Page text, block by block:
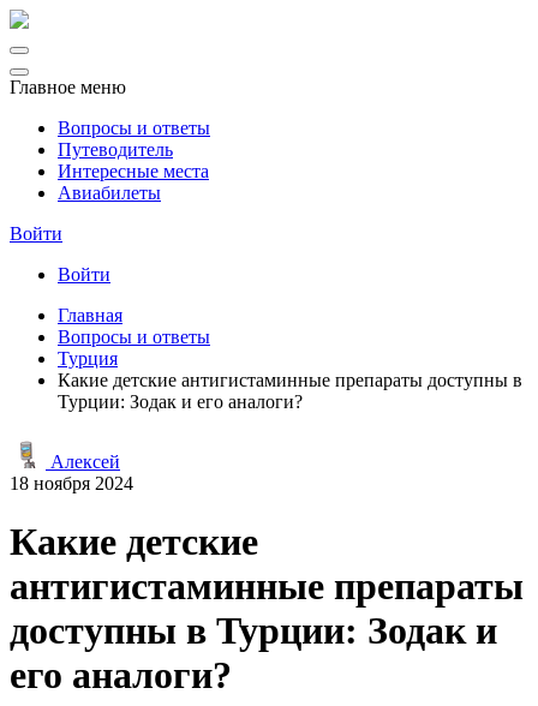
Главное меню
Вопросы и ответы
Путеводитель
Интересные места
Авиабилеты
Войти
Войти
Главная
Вопросы и ответы
Турция
Какие детские антигистаминные препараты доступны в
Турции: Зодак и его аналоги?
Алексей
18 ноября 2024
Какие детские
антигистаминные препараты
доступны в Турции: Зодак и
его аналоги?